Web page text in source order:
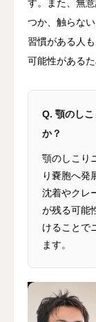
す。また、無
つか、触らな
習慣がある人
可能性がある
Q. 顎のし
か？
顎のしこり
り嚢胞へ発
沈着やクレ
が残る可能
けることで
ます。